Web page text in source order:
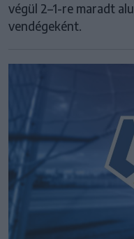
végül 2–1-re maradt
vendégeként.